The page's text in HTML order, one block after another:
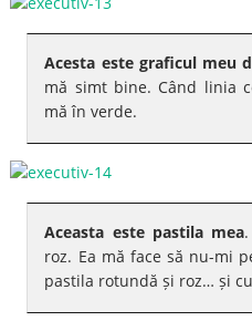
Acesta este graficul meu
mă simt bine. Când linia
mă în verde.
Aceasta este pastila mea
roz. Ea mă face să nu-mi
pastila rotundă și roz… și